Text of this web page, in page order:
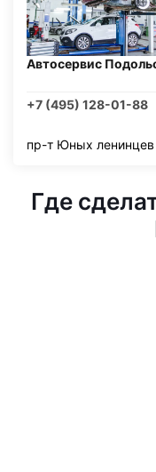
Автосервис
+7 (495) 128-01-88
пр-т Юных ленинцев
Где